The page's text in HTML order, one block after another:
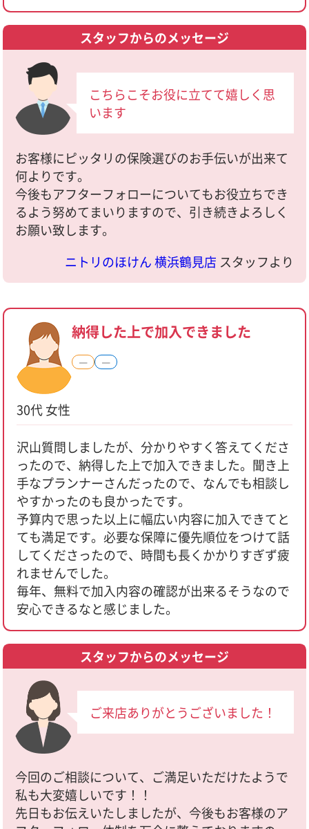
スタッフからのメッセージ
こちらこそお役に立てて嬉しく思
います
お客様にピッタリの保険選びのお手伝いが出来て
何よりです。
今後もアフターフォローについてもお役立ちでき
るよう努めてまいりますので、引き続きよろしく
お願い致します。
ニトリのほけん 横浜鶴見店 スタッフより
30代 女性
納得した上で加入できました
― ―
沢山質問しましたが、分かりやすく答えてくださ
ったので、納得した上で加入できました。聞き上
手なプランナーさんだったので、なんでも相談し
やすかったのも良かったです。
予算内で思った以上に幅広い内容に加入できてと
ても満足です。必要な保障に優先順位をつけて話
してくださったので、時間も長くかかりすぎず疲
れませんでした。
毎年、無料で加入内容の確認が出来るそうなので
安心できるなと感じました。
スタッフからのメッセージ
ご来店ありがとうございました！
今回のご相談について、ご満足いただけたようで
私も大変嬉しいです！！
先日もお伝えいたしましたが、今後もお客様のア